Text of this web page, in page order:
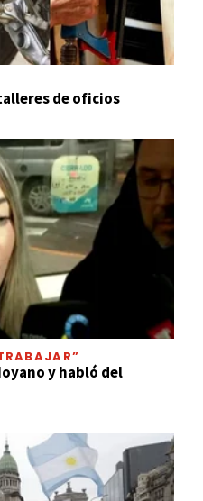
de oficios
y habló del